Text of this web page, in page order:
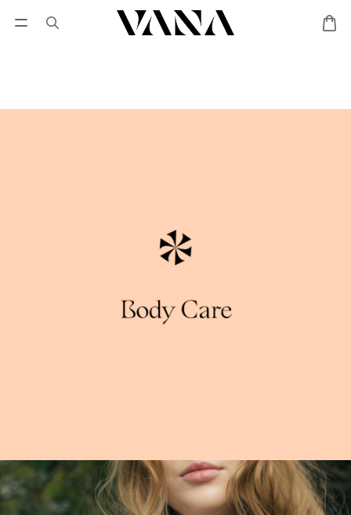
優惠專區 Lisa Larson聯名專區
會員登入